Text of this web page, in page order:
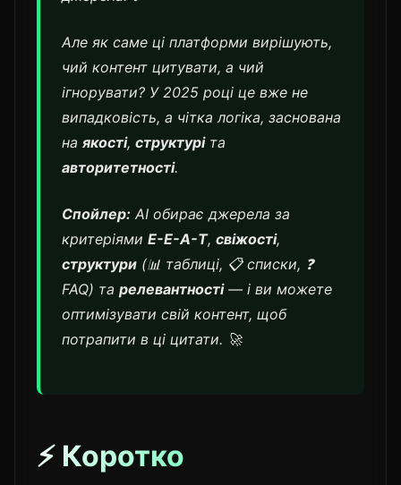
Але як саме ці платформи вирішують,
чий контент цитувати, а чий
ігнорувати? У 2025 році це вже не
випадковість, а чітка логіка, заснована
на якості, структуріта
авторитетності.
Спойлер: AI обирає джерела за
критеріями E-E-A-T, свіжості,
структури (📊 таблиці, 📋 списки, ❓
FAQ) та релевантності— і ви можете
оптимізувати свій контент, щоб
потрапити в ці цитати. 🚀
⚡ Коротко